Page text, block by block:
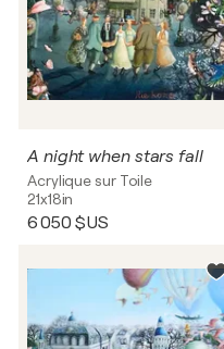
A night when stars fall
Acrylique sur Toile
21x18in
6 050 $US